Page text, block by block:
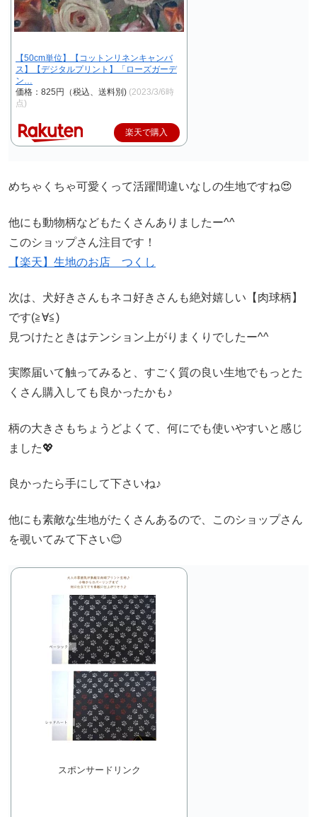
【50cm単位】【コットンリネンキャンバ
ス】【デジタルプリント】「ローズガーデ
ン…
価格：825円（税込、送料別) (2023/3/6時
点)
楽天で購入
めちゃくちゃ可愛くって活躍間違いなしの生地ですね😍
他にも動物柄などもたくさんありましたー^^
このショップさん注目です！
【楽天】生地のお店 つくし
次は、犬好きさんもネコ好きさんも絶対嬉しい【肉球柄】
です(≧∀≦)
見つけたときはテンション上がりまくりでしたー^^
実際届いて触ってみると、すごく質の良い生地でもっとた
くさん購入しても良かったかも♪
柄の大きさもちょうどよくて、何にでも使いやすいと感じ
ました💖
良かったら手にして下さいね♪
他にも素敵な生地がたくさんあるので、このショップさん
を覗いてみて下さい😊
スポンサードリンク